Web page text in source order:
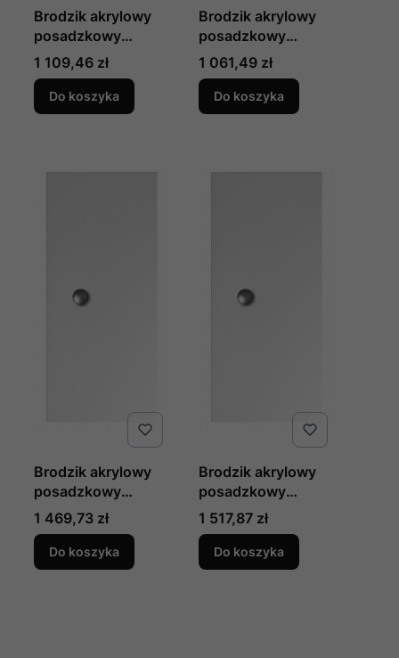
Brodzik akrylowy
posadzkowy
prostokątny
GOLIAT 120 x 100 x
3 cm produkcji
Polimat
Cena
1 109,46 zł
Do koszyka
Brodzik akrylowy
posadzkowy
prostokątny
GOLIAT 120 x 80 x
3 cm produkcji
Polimat
Cena
1 061,49 zł
Do koszyka
Brodzik akrylowy
posadzkowy
prostokątny
PACYFIK 160 x 80 x
1,0 cm produkcji
Polimat
Cena
1 469,73 zł
Do koszyka
Brodzik akrylowy
posadzkowy
prostokątny
PACYFIK 175 x 75 x
2,3 cm produkcji
Polimat
Cena
1 517,87 zł
Do koszyka